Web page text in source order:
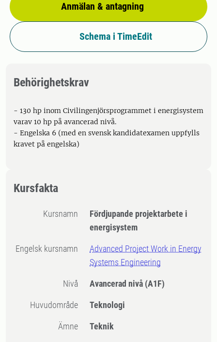
Anmälan & antagning
Schema i TimeEdit
Behörighetskrav
- 130 hp inom Civilingenjörsprogrammet i energisystem
varav 10 hp på avancerad nivå.
- Engelska 6 (med en svensk kandidatexamen uppfylls
kravet på engelska)
Kursfakta
Kursnamn
Fördjupande projektarbete i
energisystem
Engelsk kursnamn
Advanced Project Work in Energy
Systems Engineering
Nivå Avancerad nivå (A1F)
Huvudområde Teknologi
Ämne Teknik